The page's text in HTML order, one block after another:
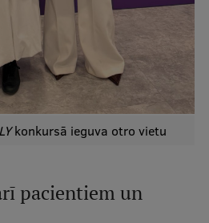
konkursā ieguva otro vietu
pacientiem un